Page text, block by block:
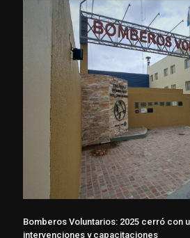
Bomberos Voluntarios: 2025 cerró con
intervenciones y capacitaciones